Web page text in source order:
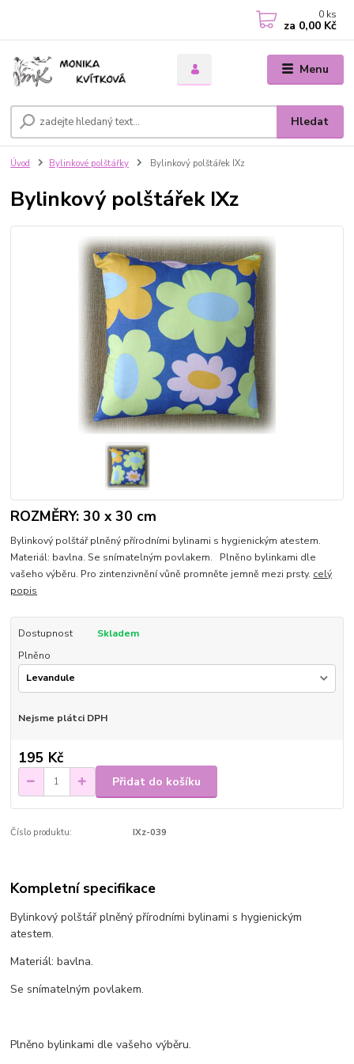
Menu
Hledat
0 ks
za 0,00 Kč
Úvod Bylinkové polštářky Bylinkový polštářek IXz
Bylinkový polštářek IXz
ROZMĚRY: 30 x 30 cm
Bylinkový polštář plněný přírodními bylinami s hygienickým atestem.
Materiál: bavlna. Se snímatelným povlakem. Plněno bylinkami dle
vašeho výběru. Pro zintenzivnění vůně promněte jemně mezi prsty. celý
popis
Dostupnost
Skladem
Plněno
Nejsme plátci DPH
195 Kč
Přidat do košíku
Číslo produktu: IXz-039
Kompletní specifikace
Bylinkový polštář plněný přírodními bylinami s hygienickým
atestem.
Materiál: bavlna.
Se snímatelným povlakem.
Plněno bylinkami dle vašeho výběru.